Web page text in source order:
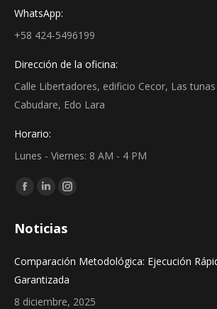
WhatsApp:
+58 424-5496199
Dirección de la oficina:
Calle Libertadores, edificio Cecor, Las
Cabudare, Edo Lara
Horario:
Lunes - Viernes: 8 AM - 4 PM
Find us on:
Facebook
opens
new
window
Linkedin
opens
new
window
Instagram
opens
new
window
Noticias
Comparación Metodológica: Ejecución
Garantizada
8 diciembre, 2025